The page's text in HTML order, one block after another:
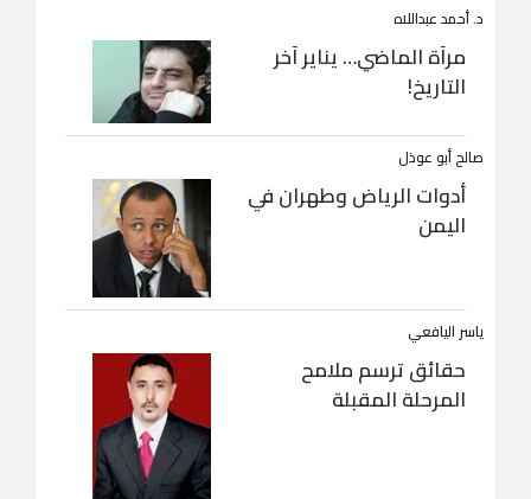
د. أحمد عبداللاه
مرآة الماضي… يناير آخر
التاريخ!
صالح أبو عوذل
أدوات الرياض وطهران في
اليمن
ياسر اليافعي
حقائق ترسم ملامح
المرحلة المقبلة